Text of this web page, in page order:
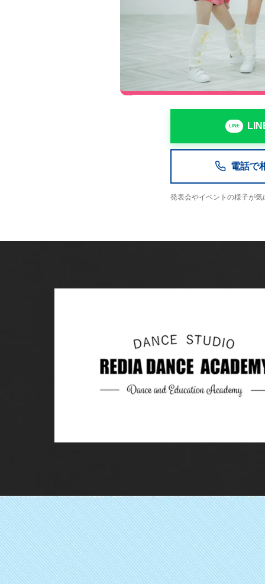
電話で
発表会やイベントの様子が